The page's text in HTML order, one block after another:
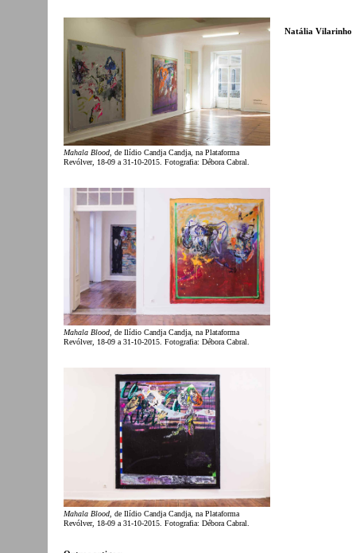
Mahala Blood , de Ilídio Candja Candja, na Plataforma
Revólver, 18-09 a 31-10-2015. Fotografia: Débora Cabral.
Mahala Blood , de Ilídio Candja Candja, na Plataforma
Revólver, 18-09 a 31-10-2015. Fotografia: Débora Cabral.
Mahala Blood , de Ilídio Candja Candja, na Plataforma
Revólver, 18-09 a 31-10-2015. Fotografia: Débora Cabral.
Natália Vilarinho